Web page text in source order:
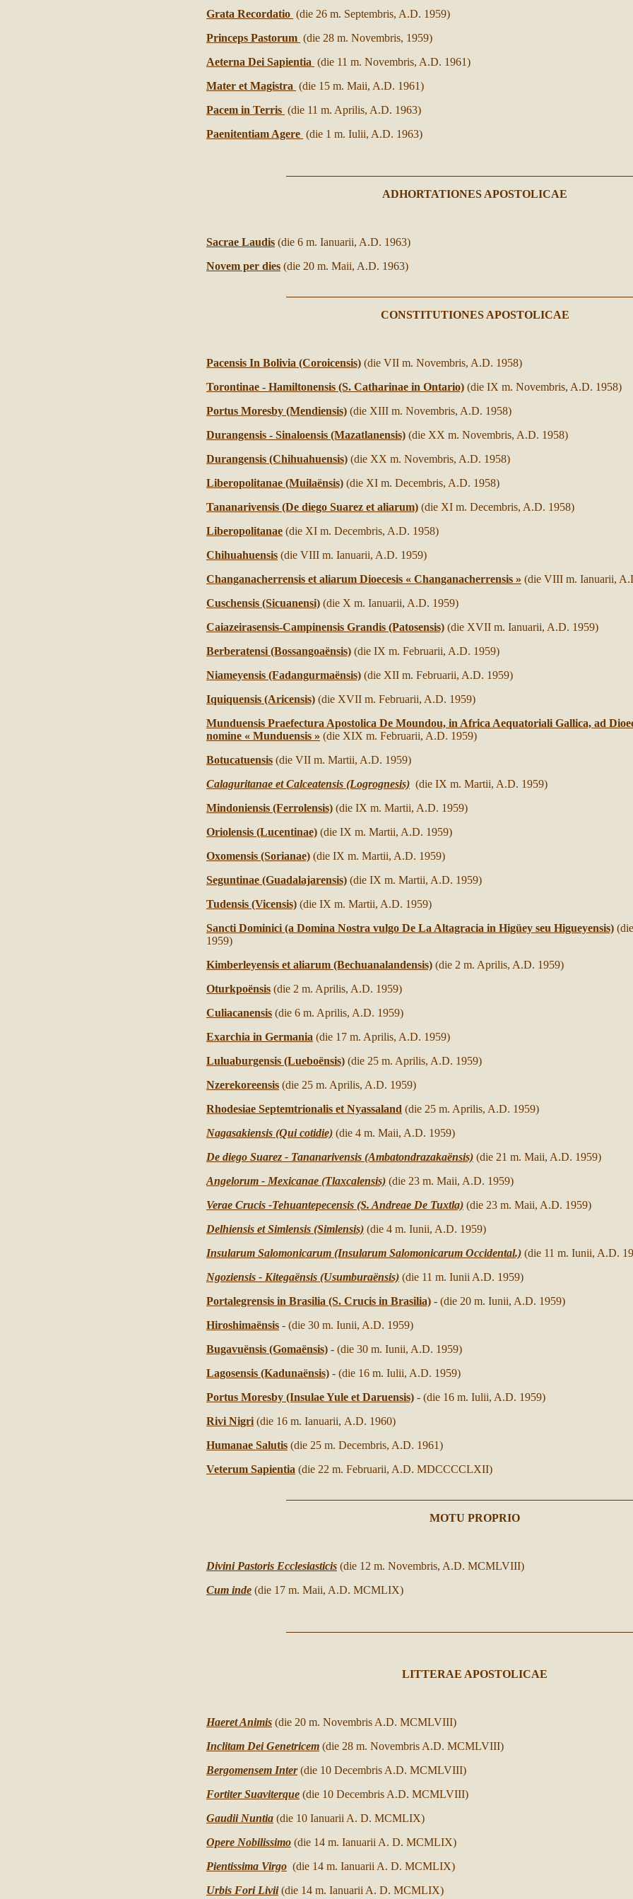
Grata Recordatio (die 26 m. Septembris, A.D. 1959)
Princeps Pastorum (die 28 m. Novembris, 1959)
Aeterna Dei Sapientia (die 11 m. Novembris, A.D. 1961)
Mater et Magistra (die 15 m. Maii, A.D. 1961)
Pacem in Terris (die 11 m. Aprilis, A.D. 1963)
Paenitentiam Agere (die 1 m. Iulii, A.D. 1963)
ADHORTATIONES APOSTOLICAE
Sacrae Laudis (die 6 m. Ianuarii, A.D. 1963)
Novem per dies (die 20 m. Maii, A.D. 1963)
CONSTITUTIONES APOSTOLICAE
Pacensis In Bolivia (Coroicensis) (die VII m. Novembris, A.D. 1958)
Torontinae - Hamiltonensis (S. Catharinae in Ontario) (die IX m. Novembris, A.D. 1958)
Portus Moresby (Mendiensis) (die XIII m. Novembris, A.D. 1958)
Durangensis - Sinaloensis (Mazatlanensis) (die XX m. Novembris, A.D. 1958)
Durangensis (Chihuahuensis) (die XX m. Novembris, A.D. 1958)
Liberopolitanae (Muilaënsis) (die XI m. Decembris, A.D. 1958)
Tananarivensis (De diego Suarez et aliarum) (die XI m. Decembris, A.D. 1958)
Liberopolitanae (die XI m. Decembris, A.D. 1958)
Chihuahuensis (die VIII m. Ianuarii, A.D. 1959)
Changanacherrensis et aliarum Dioecesis « Changanacherrensis » (die VIII m. Ianuarii,
Cuschensis (Sicuanensi) (die X m. Ianuarii, A.D. 1959)
Caiazeirasensis-Campinensis Grandis (Patosensis) (die XVII m. Ianuarii, A.D. 1959)
Berberatensi (Bossangoaënsis) (die IX m. Februarii, A.D. 1959)
Niameyensis (Fadangurmaënsis) (die XII m. Februarii, A.D. 1959)
Iquiquensis (Aricensis) (die XVII m. Februarii, A.D. 1959)
Munduensis Praefectura Apostolica De Moundou, in Africa Aequatoriali Gallica, ad
nomine « Munduensis » (die XIX m. Februarii, A.D. 1959)
Botucatuensis (die VII m. Martii, A.D. 1959)
Calaguritanae et Calceatensis (Logrognesis) (die IX m. Martii, A.D. 1959)
Mindoniensis (Ferrolensis) (die IX m. Martii, A.D. 1959)
Oriolensis (Lucentinae) (die IX m. Martii, A.D. 1959)
Oxomensis (Sorianae) (die IX m. Martii, A.D. 1959)
Seguntinae (Guadalajarensis) (die IX m. Martii, A.D. 1959)
Tudensis (Vicensis) (die IX m. Martii, A.D. 1959)
Sancti Dominici (a Domina Nostra vulgo De La Altagracia in Higüey seu Higueyensis)
1959)
Kimberleyensis et aliarum (Bechuanalandensis) (die 2 m. Aprilis, A.D. 1959)
Oturkpoënsis (die 2 m. Aprilis, A.D. 1959)
Culiacanensis (die 6 m. Aprilis, A.D. 1959)
Exarchia in Germania (die 17 m. Aprilis, A.D. 1959)
Luluaburgensis (Lueboënsis) (die 25 m. Aprilis, A.D. 1959)
Nzerekoreensis (die 25 m. Aprilis, A.D. 1959)
Rhodesiae Septemtrionalis et Nyassaland (die 25 m. Aprilis, A.D. 1959)
Nagasakiensis (Qui cotidie) (die 4 m. Maii, A.D. 1959)
De diego Suarez - Tananarivensis (Ambatondrazakaënsis) (die 21 m. Maii, A.D. 1959)
Angelorum - Mexicanae (Tlaxcalensis) (die 23 m. Maii, A.D. 1959)
Verae Crucis -Tehuantepecensis (S. Andreae De Tuxtla) (die 23 m. Maii, A.D. 1959)
Delhiensis et Simlensis (Simlensis) (die 4 m. Iunii, A.D. 1959)
Insularum Salomonicarum (Insularum Salomonicarum Occidental.) (die 11 m. Iunii, A.D.
Ngoziensis - Kitegaënsis (Usumburaënsis) (die 11 m. Iunii A.D. 1959)
Portalegrensis in Brasilia (S. Crucis in Brasilia) - (die 20 m. Iunii, A.D. 1959)
Hiroshimaënsis - (die 30 m. Iunii, A.D. 1959)
Bugavuënsis (Gomaënsis) - (die 30 m. Iunii, A.D. 1959)
Lagosensis (Kadunaënsis) - (die 16 m. Iulii, A.D. 1959)
Portus Moresby (Insulae Yule et Daruensis) - (die 16 m. Iulii, A.D. 1959)
Rivi Nigri (die 16 m. Ianuarii, A.D. 1960)
Humanae Salutis (die 25 m. Decembris, A.D. 1961)
Veterum Sapientia (die 22 m. Februarii, A.D. MDCCCCLXII)
MOTU PROPRIO
Divini Pastoris Ecclesiasticis (die 12 m. Novembris, A.D. MCMLVIII)
Cum inde (die 17 m. Maii, A.D. MCMLIX)
LITTERAE APOSTOLICAE
Haeret Animis (die 20 m. Novembris A.D. MCMLVIII)
Inclitam Dei Genetricem (die 28 m. Novembris A.D. MCMLVIII)
Bergomensem Inter (die 10 Decembris A.D. MCMLVIII)
Fortiter Suaviterque (die 10 Decembris A.D. MCMLVIII)
Gaudii Nuntia (die 10 Ianuarii A. D. MCMLIX)
Opere Nobilissimo (die 14 m. Ianuarii A. D. MCMLIX)
Pientissima Virgo (die 14 m. Ianuarii A. D. MCMLIX)
Urbis Fori Livii (die 14 m. Ianuarii A. D. MCMLIX)